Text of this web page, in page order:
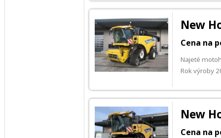
New
Cena na
Najeté
Rok výroby
New
Cena na